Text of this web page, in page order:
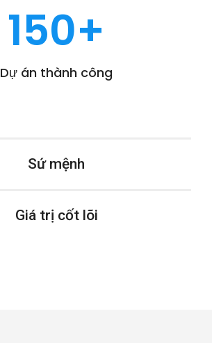
Dự án thành công
150+
Sứ mệnh
Giá trị cốt lõi